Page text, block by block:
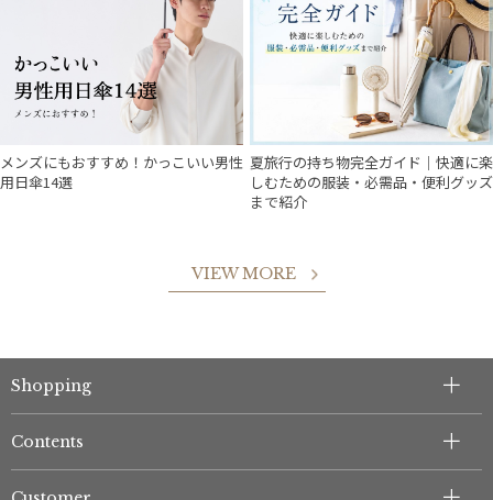
件
メンズにもおすすめ！かっこいい男性
用日傘14選
夏旅行の持ち物完全ガイド｜快適に楽
しむための服装・必需品・便利グッズ
まで紹介
VIEW MORE
Shopping
Contents